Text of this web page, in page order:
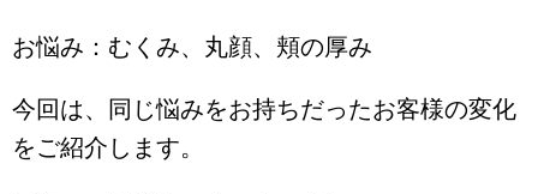
お悩み：むくみ、丸顔、頬の厚み
今回は、同じ悩みをお持ちだったお客様の変化
をご紹介します。